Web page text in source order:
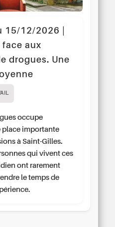
15/12/2026 |
aux
drogues. Une
occupe
place importante
à Saint-Gilles.
qui vivent ces
ont rarement
le temps de